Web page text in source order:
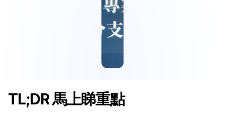
TL;DR 馬上睇重點